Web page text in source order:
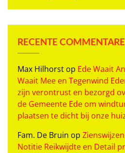
RECENTE
Max Hilhorst op Ede Waait
Waait Mee en Tegenwind
zijn verontrust en bezorgd
de Gemeente Ede om
plaatsen te dicht bij onze
Fam. De Bruin op
Notitie Reikwijdte en Detail